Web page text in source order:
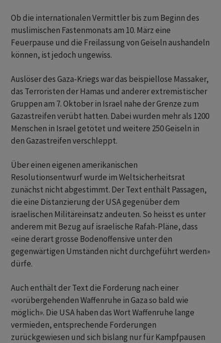
Ob die internationalen Vermittler bis zum Beginn des
muslimischen Fastenmonats am 10. März eine
Feuerpause und die Freilassung von Geiseln aushandeln
können, ist jedoch ungewiss.
Auslöser des Gaza-Kriegs war das beispiellose Massaker,
das Terroristen der Hamas und anderer extremistischer
Gruppen am 7. Oktober in Israel nahe der Grenze zum
Gazastreifen verübt hatten. Dabei wurden mehr als 1200
Menschen in Israel getötet und weitere 250 Geiseln in
den Gazastreifen verschleppt.
Über einen eigenen amerikanischen
Resolutionsentwurf wurde im Weltsicherheitsrat
zunächst nicht abgestimmt. Der Text enthält Passagen,
die eine Distanzierung der USA gegenüber dem
israelischen Militäreinsatz andeuten. So heisst es unter
anderem mit Bezug auf israelische Rafah-Pläne, dass
«eine derart grosse Bodenoffensive unter den
gegenwärtigen Umständen nicht durchgeführt werden»
dürfe.
Auch enthält der Text die Forderung nach einer
«vorübergehenden Waffenruhe in Gaza so bald wie
möglich». Die USA haben das Wort Waffenruhe lange
vermieden, entsprechende Forderungen
zurückgewiesen und sich bislang nur für Kampfpausen